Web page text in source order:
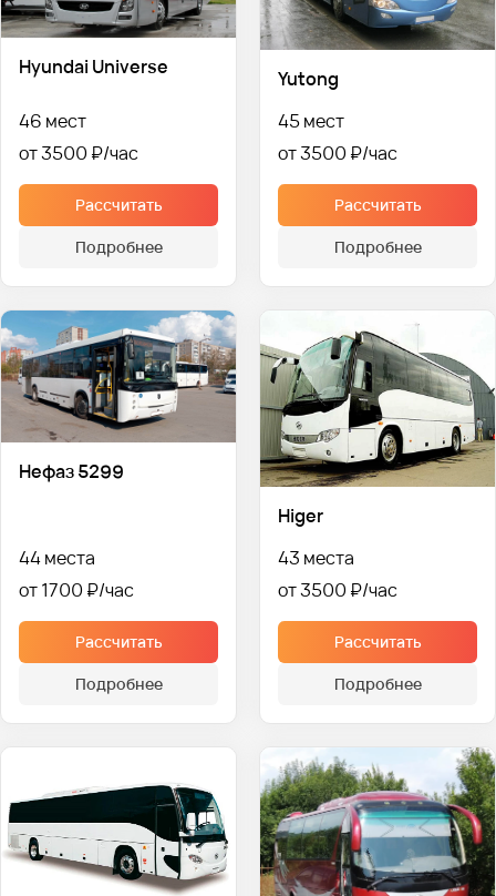
Hyundai Universe
46 мест
от 3500 ₽
Рассчитать
Подробнее
Yutong
45 мест
от 3500 ₽
Рассчитать
Подробнее
Нефаз 5299
44 места
от 1700 ₽
Рассчитать
Подробнее
Higer
43 места
от 3500 ₽
Рассчитать
Подробнее